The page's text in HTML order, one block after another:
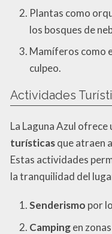
Plantas como
los bosques de
Mamíferos como
culpeo.
Actividades
La Laguna Azul
turísticasque atraen
Estas actividades
la tranquilidad del
Senderismo por
Campingen